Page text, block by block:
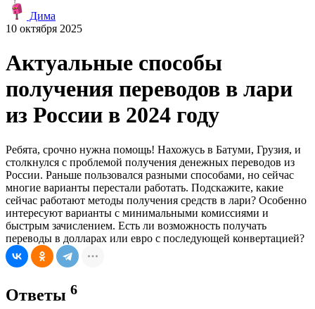
Дима
10 октября 2025
Актуальные способы
получения переводов в лари
из России в 2024 году
Ребята, срочно нужна помощь! Нахожусь в Батуми, Грузия, и
столкнулся с проблемой получения денежных переводов из
России. Раньше пользовался разными способами, но сейчас
многие варианты перестали работать. Подскажите, какие
сейчас работают методы получения средств в лари? Особенно
интересуют варианты с минимальными комиссиями и
быстрым зачислением. Есть ли возможность получать
переводы в долларах или евро с последующей конвертацией?
Ответы 6